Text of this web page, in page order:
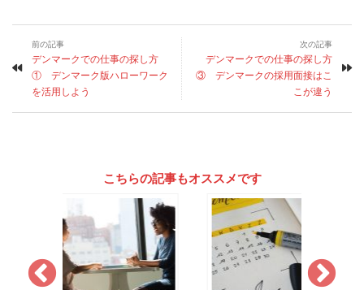
前の記事
デンマークでの仕事の探し方
① デンマーク版ハローワーク
を活用しよう
次の記事
デンマークでの仕事の探し方
③ デンマークの採用面接はこ
こが違う
こちらの記事もオススメです